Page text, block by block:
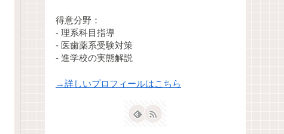
得意分野：
- 理系科目指導
- 医歯薬系受験対策
- 進学校の実態解説
→詳しいプロフィールはこちら